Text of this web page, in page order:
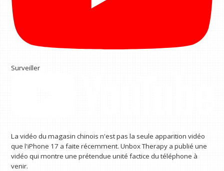
Surveiller
La vidéo du magasin chinois n'est pas la seule apparition vidéo
que l'iPhone 17 a faite récemment. Unbox Therapy a publié une
vidéo qui montre une prétendue unité factice du téléphone à
venir.